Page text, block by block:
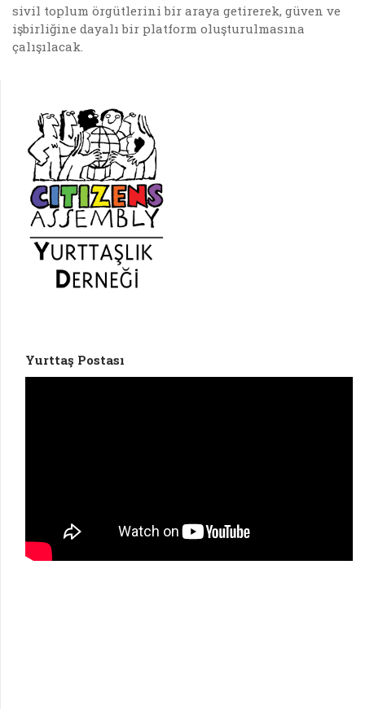
sivil toplum örgütlerini bir araya getirerek, güven ve
işbirliğine dayalı bir platform oluşturulmasına
çalışılacak.
Yurttaş Postası